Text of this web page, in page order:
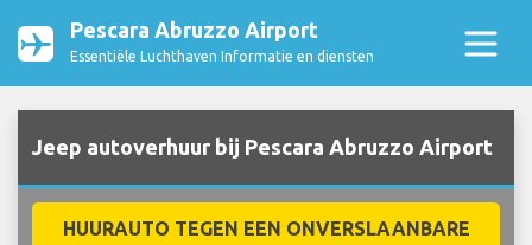
Pescara Abruzzo Airport
Essentiële Luchthaven Informatie en diensten
Jeep autoverhuur bij Pescara Abruzzo Airport
HUURAUTO TEGEN EEN ONVERSLAANBARE